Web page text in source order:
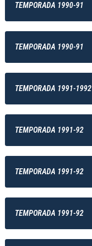
TEMPORADA 1990-91
TEMPORADA 1990-91
TEMPORADA 1991-1992
TEMPORADA 1991-92
TEMPORADA 1991-92
TEMPORADA 1991-92